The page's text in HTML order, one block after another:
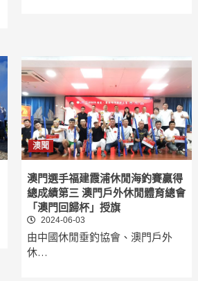
澳聞
澳門選手福建霞浦休閒海釣賽贏得
總成績第三 澳門戶外休閒體育總會
「澳門回歸杯」授旗
2024-06-03
由中國休閒垂釣協會、澳門戶外
休…